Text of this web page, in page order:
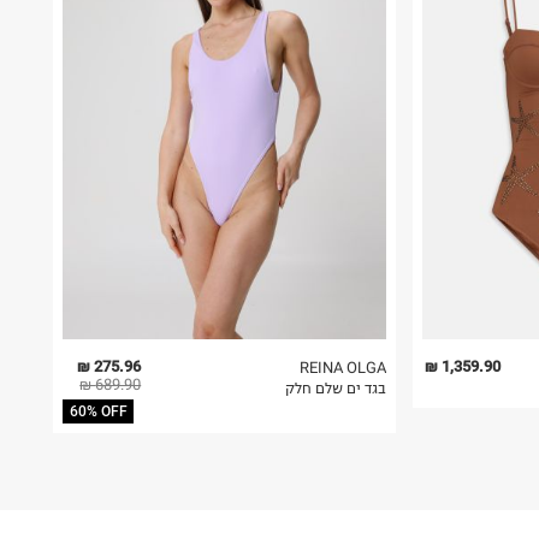
275.96 ₪
689.90 ₪
60% OFF
REINA OLGA
בגד ים שלם חלק
1,359.90 ₪